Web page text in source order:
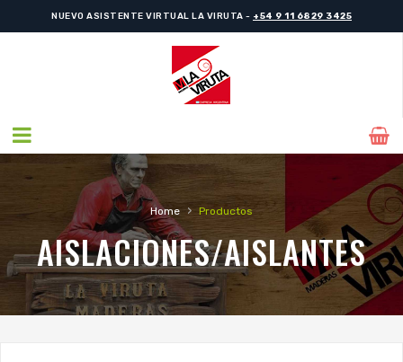
NUEVO ASISTENTE VIRTUAL LA VIRUTA - +54 9 11 6829 3425
Home › Productos
AISLACIONES/AISLANTES